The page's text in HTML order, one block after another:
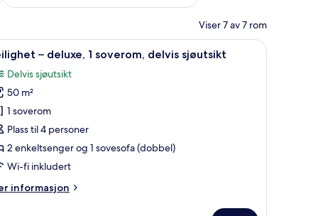
Viser 7 av 7 rom
og strykejern/-brett 1 soverom, safe på rommet,
7 – deluxe, 1 soverom, delvis sjøutsikt
Delvis sjøutsikt
50 m²
1 soverom
Plass til 4 personer
2 enkeltsenger og 1 sovesofa (dobbel)
Wi-fi inkludert
informasjon